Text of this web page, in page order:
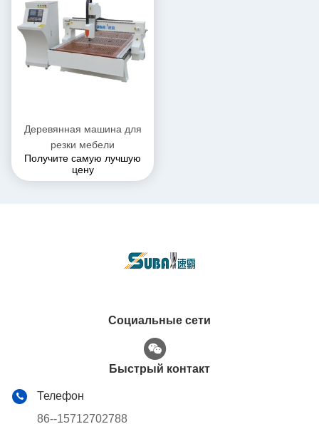
Деревянная машина для
резки мебели
Получите самую лучшую
цену
Социальные сети
Быстрый контакт
Телефон
86--15712702788